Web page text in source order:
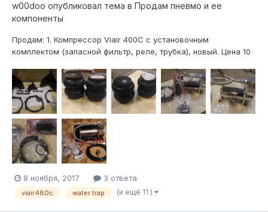
w00doo опубликовал тема в Продам пневмо и ее
компоненты
Продам: 1. Компрессор Viair 400С с установочным
комплектом (запасной фильтр, реле, трубка), новый. Цена 10
Компрессор Viair 480С с монтажной площадкой и
установочным комплектом (фильтр, реле, фитинги, трубк...
8 ноября, 2017 3 ответа
viair480c water trap (и ещё 11 )